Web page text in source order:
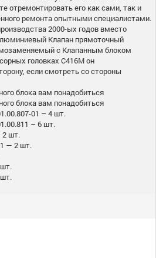
отремонтировать его как сами, так и
ремонта опытными специалистами.
2000-ых годов вместо
Клапан прямоточный
с Клапанным блоком
головках С416М он
если смотреть со стороны
блока вам понадобиться
блока вам понадобиться
01 – 4 шт.
– 6 шт.
2 шт.
— 2 шт.